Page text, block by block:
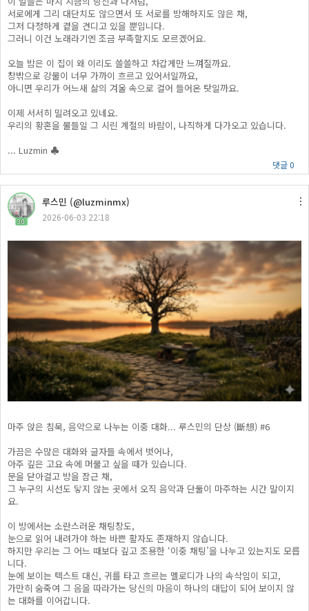
서로에게 그리 대단치도 않으면서 또 서로를 방해하지도 않은 채,
그저 다정하게 곁을 견디고 있을 뿐입니다.
그러니 이건 노래라기엔 조금 부족할지도 모르겠어요.
오늘 밤은 이 집이 왜 이리도 쓸쓸하고 차갑게만 느껴질까요.
창밖으로 강물이 너무 가까이 흐르고 있어서일까요,
아니면 우리가 어느새 삶의 겨울 속으로 걸어 들어온 탓일까요.
이제 서서히 밀려오고 있네요.
우리의 황혼을 물들일 그 시린 계절의 바람이, 나직하게 다가오고 있습니다.
... Luzmin ♣
댓글 0
30
루스민 (@luzminmx)
2026-06-03 22:18
마주 앉은 침묵, 음악으로 나누는 이중 대화... 루스민의 단상 (斷想) #6
가끔은 수많은 대화와 글자들 속에서 벗어나,
아주 깊은 고요 속에 머물고 싶을 때가 있습니다.
문을 닫아걸고 방을 잠근 채,
그 누구의 시선도 닿지 않는 곳에서 오직 음악과 단둘이 마주하는 시간 말이지
요.
이 방에서는 소란스러운 채팅창도,
눈으로 읽어 내려가야 하는 바쁜 활자도 존재하지 않습니다.
하지만 우리는 그 어느 때보다 깊고 조용한 ‘이중 채팅’을 나누고 있는지도 모릅
니다.
눈에 보이는 텍스트 대신, 귀를 타고 흐르는 멜로디가 나의 속삭임이 되고,
가만히 숨죽여 그 음을 따라가는 당신의 마음이 하나의 대답이 되어 보이지 않
는 대화를 이어갑니다.